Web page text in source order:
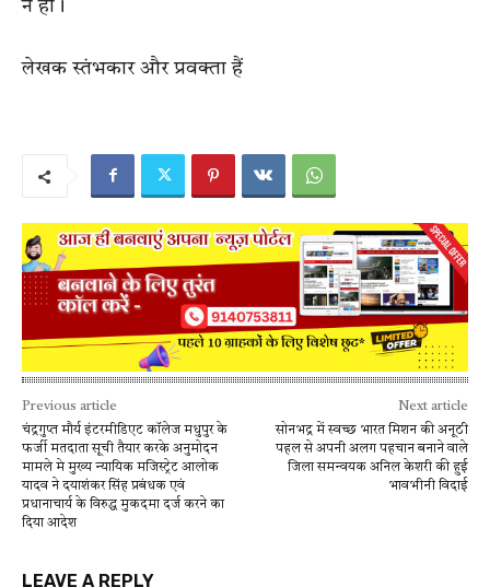
न हो।
लेखक स्तंभकार और प्रवक्ता हैं
Previous article
चंद्रगुप्त मौर्य इंटरमीडिएट कॉलेज मधुपुर के
फर्जी मतदाता सूची तैयार करके अनुमोदन
मामले मे मुख्य न्यायिक मजिस्ट्रेट आलोक
यादव ने दयाशंकर सिंह प्रबंधक एवं
प्रधानाचार्य के विरुद्ध मुकदमा दर्ज करने का
दिया आदेश
Next article
सोनभद्र में स्वच्छ भारत मिशन की अनूठी
पहल से अपनी अलग पहचान बनाने वाले
जिला समन्वयक अनिल केशरी की हुई
भावभीनी विदाई
LEAVE A REPLY